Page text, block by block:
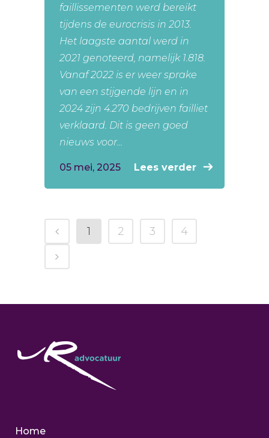
faillissementen werd bereikt
tijdens de eurocrisis in 2013.
Het laagste aantal werd in
2021 genoteerd, namelijk 1.818.
Vanaf 2022 is er weer sprake
van een stijgende lijn en in
2024 zijn 4.270 bedrijven failliet
verklaard. Dit is geen goed
nieuws voor...
05 mei, 2025 Lees verder
1 2 3 4
Home